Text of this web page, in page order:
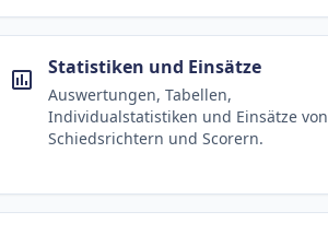
Statistiken und Einsätze
Auswertungen, Tabellen,
Individualstatistiken und Einsätze von
Schiedsrichtern und Scorern.